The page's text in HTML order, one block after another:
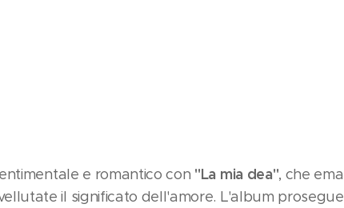
e romantico con "La mia dea", che
il significato dell'amore. L'album